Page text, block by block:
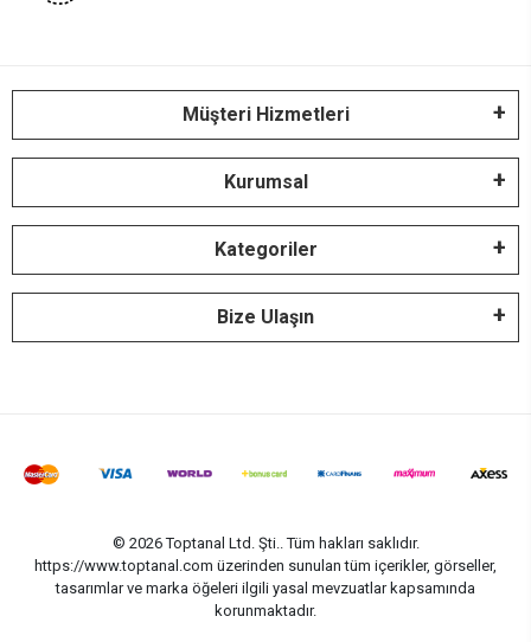
Müşteri Hizmetleri
Kurumsal
Kategoriler
Bize Ulaşın
© 2026 Toptanal Ltd. Şti.. Tüm hakları saklıdır.
https://www.toptanal.com üzerinden sunulan tüm içerikler, görseller,
tasarımlar ve marka öğeleri ilgili yasal mevzuatlar kapsamında
korunmaktadır.